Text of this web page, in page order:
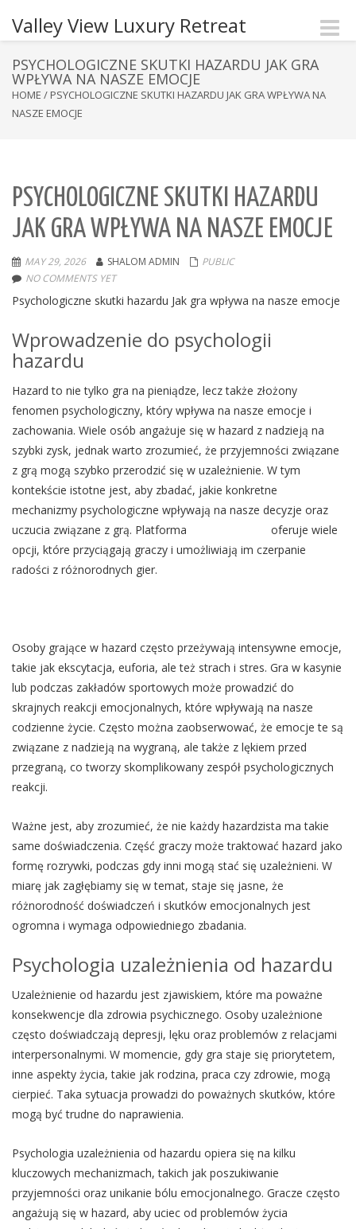
Valley View Luxury Retreat
Toggle
PSYCHOLOGICZNE SKUTKI HAZARDU JAK GRA
WPŁYWA NA NASZE EMOCJE
HOME / PSYCHOLOGICZNE SKUTKI HAZARDU JAK GRA WPŁYWA NA
NASZE EMOCJE
PSYCHOLOGICZNE SKUTKI HAZARDU
JAK GRA WPŁYWA NA NASZE EMOCJE
MAY 29, 2026 SHALOM ADMIN
PUBLIC
NO COMMENTS YET
Psychologiczne skutki hazardu Jak gra wpływa na nasze emocje
Wprowadzenie do psychologii
hazardu
Hazard to nie tylko gra na pieniądze, lecz także złożony
fenomen psychologiczny, który wpływa na nasze emocje i
zachowania. Wiele osób angażuje się w hazard z nadzieją na
szybki zysk, jednak warto zrozumieć, że przyjemności związane
z grą mogą szybko przerodzić się w uzależnienie. W tym
kontekście istotne jest, aby zbadać, jakie konkretne
mechanizmy psychologiczne wpływają na nasze decyzje oraz
uczucia związane z grą. Platforma
oferuje wiele
opcji, które przyciągają graczy i umożliwiają im czerpanie
radości z różnorodnych gier.
Osoby grające w hazard często przeżywają intensywne emocje,
takie jak ekscytacja, euforia, ale też strach i stres. Gra w kasynie
lub podczas zakładów sportowych może prowadzić do
skrajnych reakcji emocjonalnych, które wpływają na nasze
codzienne życie. Często można zaobserwować, że emocje te są
związane z nadzieją na wygraną, ale także z lękiem przed
przegraną, co tworzy skomplikowany zespół psychologicznych
reakcji.
Ważne jest, aby zrozumieć, że nie każdy hazardzista ma takie
same doświadczenia. Część graczy może traktować hazard jako
formę rozrywki, podczas gdy inni mogą stać się uzależnieni. W
miarę jak zagłębiamy się w temat, staje się jasne, że
różnorodność doświadczeń i skutków emocjonalnych jest
ogromna i wymaga odpowiedniego zbadania.
Psychologia uzależnienia od hazardu
Uzależnienie od hazardu jest zjawiskiem, które ma poważne
konsekwencje dla zdrowia psychicznego. Osoby uzależnione
często doświadczają depresji, lęku oraz problemów z relacjami
interpersonalnymi. W momencie, gdy gra staje się priorytetem,
inne aspekty życia, takie jak rodzina, praca czy zdrowie, mogą
cierpieć. Taka sytuacja prowadzi do poważnych skutków, które
mogą być trudne do naprawienia.
Psychologia uzależnienia od hazardu opiera się na kilku
kluczowych mechanizmach, takich jak poszukiwanie
przyjemności oraz unikanie bólu emocjonalnego. Gracze często
angażują się w hazard, aby uciec od problemów życia